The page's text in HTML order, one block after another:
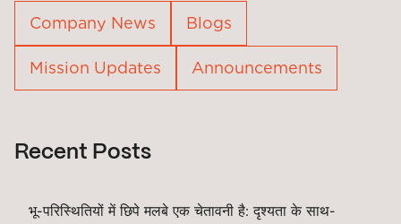
Company News Blogs
Mission Updates Announcements
Recent Posts
भू-परिस्थितियों में छिपे मलबे एक चेतावनी है: दृश्यता के साथ-